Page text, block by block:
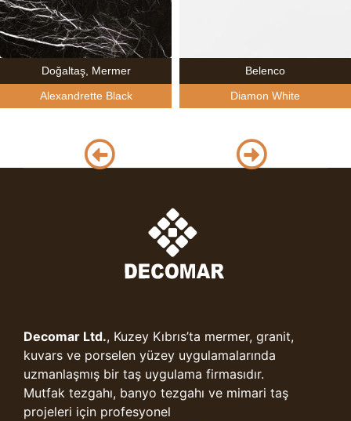
Doğaltaş, Mermer
Alexandrette Black
Belenco
Diamon White
Decomar Ltd., Kuzey Kıbrıs’ta mermer, granit,
kuvars ve porselen yüzey uygulamalarında
uzmanlaşmış bir taş uygulama firmasıdır.
Mutfak tezgahı, banyo tezgahı ve mimari taş
projeleri için profesyonel